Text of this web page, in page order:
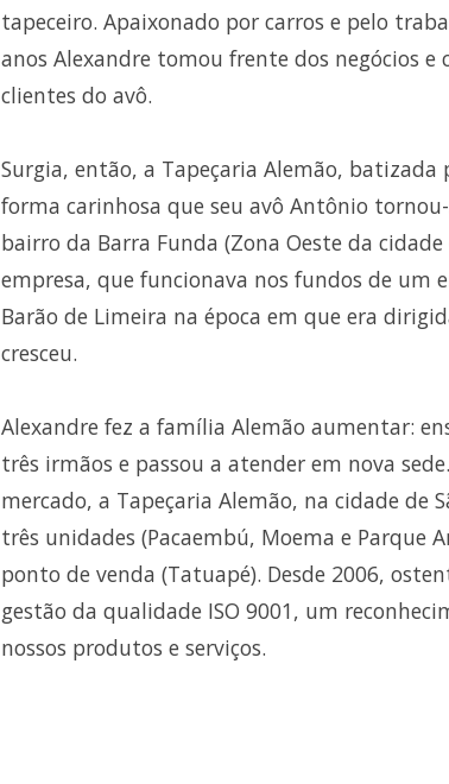
tapeceiro. Apaixonado por carros e pelo
anos Alexandre tomou frente dos negócios e
clientes do avô.
Surgia, então, a Tapeçaria Alemão, batizada
forma carinhosa que seu avô Antônio
bairro da Barra Funda (Zona Oeste da cidade
empresa, que funcionava nos fundos de um
Barão de Limeira na época em que era
cresceu.
Alexandre fez a família Alemão aumentar:
três irmãos e passou a atender em nova
mercado, a Tapeçaria Alemão, na cidade de
três unidades (Pacaembú, Moema e Parque
ponto de venda (Tatuapé). Desde 2006,
gestão da qualidade ISO 9001, um
nossos produtos e serviços.